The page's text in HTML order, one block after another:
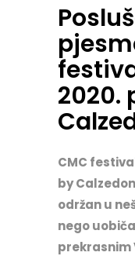
2020.
CMC
by
održan u
nego
prekrasnim